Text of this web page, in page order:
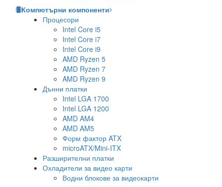
Компютърни компоненти
Процесори
Intel Core i5
Intel Core i7
Intel Core i9
AMD Ryzen 5
AMD Ryzen 7
AMD Ryzen 9
Дънни платки
Intel LGA 1700
Intel LGA 1200
AMD AM4
AMD AM5
Форм фактор ATX
microATX/Mini-ITX
Разширителни платки
Охладители за видео карти
Водни блокове за видеокарти